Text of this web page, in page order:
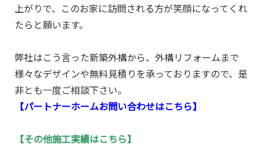
上がりで、このお家に訪問される方が笑顔になってくれ
たらと願います。
弊社はこう言った新築外構から、外構リフォームまで
様々なデザインや無料見積りを承っておりますので、是
非とも一度ご相談下さい。
【パートナーホームお問い合わせはこちら】
【その他施工実績はこちら】